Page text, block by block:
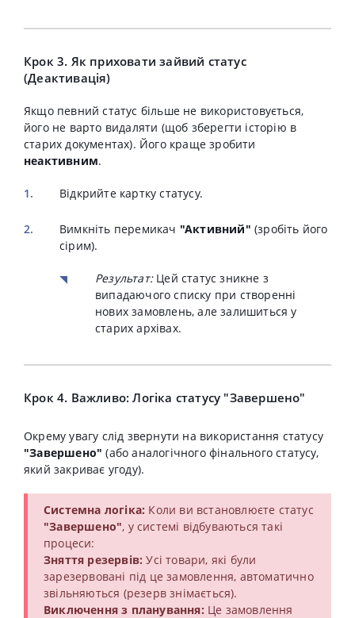
Крок 3. Як приховати зайвий статус
(Деактивація)
Якщо певний статус більше не використовується,
його не варто видаляти (щоб зберегти історію в
старих документах). Його краще зробити
неактивним.
Відкрийте картку статусу.
Вимкніть перемикач "Активний" (зробіть його
сірим).
Результат:Цей статус зникне з
випадаючого списку при створенні
нових замовлень, але залишиться у
старих архівах.
Крок 4. Важливо: Логіка статусу "Завершено"
Окрему увагу слід звернути на використання статусу
"Завершено" (або аналогічного фінального статусу,
який закриває угоду).
Системна логіка: Коли ви встановлюєте статус
"Завершено", у системі відбуваються такі
процеси:
Зняття резервів: Усі товари, які були
зарезервовані під це замовлення, автоматично
звільняються (резерв знімається).
Виключення з планування: Це замовлення